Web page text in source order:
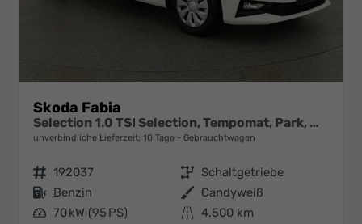
Skoda Fabia
Selection 1.0 TSI Selection, Tempomat, Park, Winterpaket, SmartLink, 4-J Garantie
unverbindliche Lieferzeit: 10 Tage Gebrauchtwagen
Fahrzeugnr. 192037 Getriebe Schaltgetriebe
Kraftstoff Benzin Außenfarbe Candyweiß
Leistung 70 kW (95 PS) Kilometerstand 4.500 km